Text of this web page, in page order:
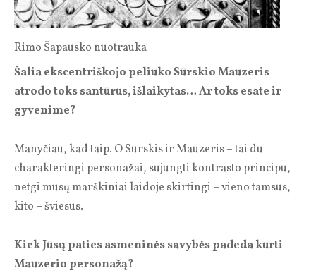
Rimo Šapausko nuotrauka
Šalia ekscentriškojo peliuko Sūrskio Mauzeris
atrodo toks santūrus, išlaikytas… Ar toks esate ir
gyvenime?
Manyčiau, kad taip. O Sūrskis ir Mauzeris – tai du
charakteringi personažai, sujungti kontrasto principu,
netgi mūsų marškiniai laidoje skirtingi – vieno tamsūs,
kito – šviesūs.
Kiek Jūsų paties asmeninės savybės padeda kurti
Mauzerio personažą?